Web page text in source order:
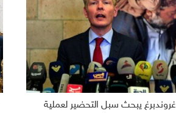
غروندبرغ يبحث سبل التحضير لعملية